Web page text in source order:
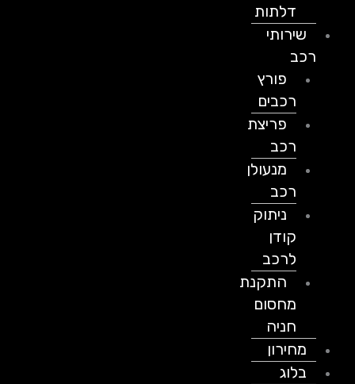
דלתות
שירותי
פורץ
רכבים
פריצת
מנעולן
ניתוק
לרכב
התקנת
מחסום
חניה
מחירון
בלוג